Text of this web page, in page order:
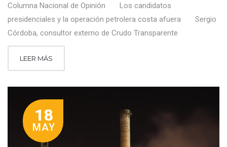
Columna Nacional de Opinión Los candidatos
presidenciales y la operación petrolera costa afuera Sergio
Córdoba, consultor externo de Crudo Transparente
LEER MÁS
18
MAY